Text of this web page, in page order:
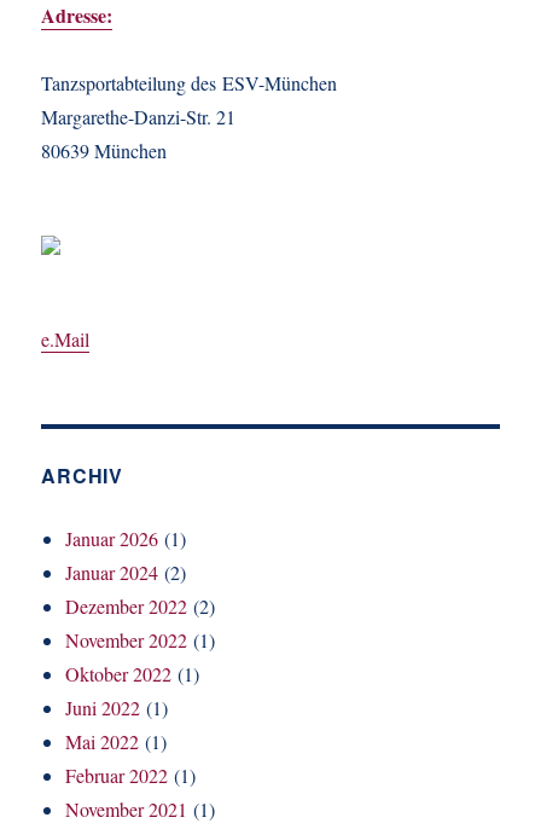
Adresse:
Tanzsportabteilung des ESV-München
Margarethe-Danzi-Str. 21
80639 München
e.Mail
ARCHIV
Januar 2026 (1)
Januar 2024 (2)
Dezember 2022 (2)
November 2022 (1)
Oktober 2022 (1)
Juni 2022 (1)
Mai 2022 (1)
Februar 2022 (1)
November 2021 (1)